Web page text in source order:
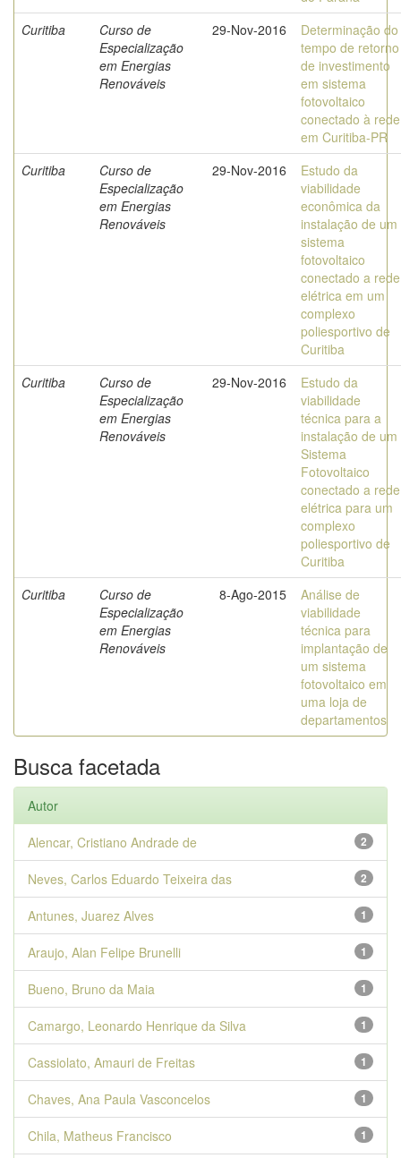
Curitiba
Curso de
Especialização
em Energias
Renováveis
29-Nov-2016
Determinação do
tempo de retorno
de investimento
em sistema
fotovoltaico
conectado à rede
em Curitiba-PR
Curitiba
Curso de
Especialização
em Energias
Renováveis
29-Nov-2016
Estudo da
viabilidade
econômica da
instalação de um
sistema
fotovoltaico
conectado a rede
elétrica em um
complexo
poliesportivo de
Curitiba
Curitiba
Curso de
Especialização
em Energias
Renováveis
29-Nov-2016
Estudo da
viabilidade
técnica para a
instalação de um
Sistema
Fotovoltaico
conectado a rede
elétrica para um
complexo
poliesportivo de
Curitiba
Curitiba
Curso de
Especialização
em Energias
Renováveis
8-Ago-2015
Análise de
viabilidade
técnica para
implantação de
um sistema
fotovoltaico em
uma loja de
departamentos
Busca facetada
Autor
2
Alencar, Cristiano Andrade de
2
Neves, Carlos Eduardo Teixeira das
1
Antunes, Juarez Alves
1
Araujo, Alan Felipe Brunelli
1
Bueno, Bruno da Maia
1
Camargo, Leonardo Henrique da Silva
1
Cassiolato, Amauri de Freitas
1
Chaves, Ana Paula Vasconcelos
1
Chila, Matheus Francisco